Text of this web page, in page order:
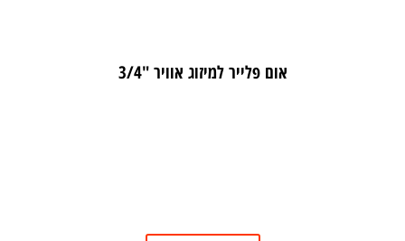
אום פלייר למיזוג אוויר "3/4